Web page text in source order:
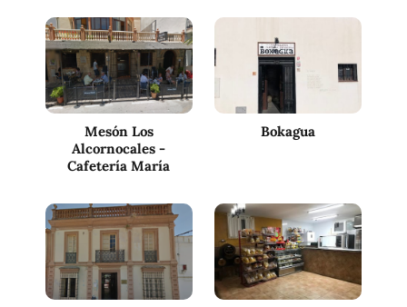
Mesón Los
Alcornocales -
Cafetería María
Bokagua